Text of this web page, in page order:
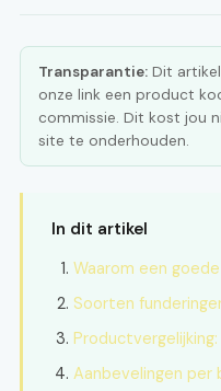
Transparantie: Dit
onze link een product
commissie. Dit kost jou
site te onderhouden.
In dit artikel
Waarom een
Soorten
Aanbevelingen per